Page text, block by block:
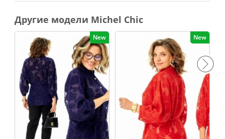
Другие модели Michel Chic
New New